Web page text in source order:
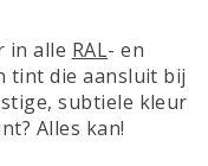
in alle RAL- en
tint die aansluit bij
subtiele kleur
Alles kan!